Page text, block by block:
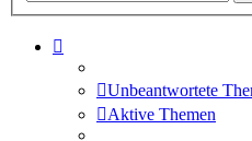
Unbeantwortete
Aktive Themen